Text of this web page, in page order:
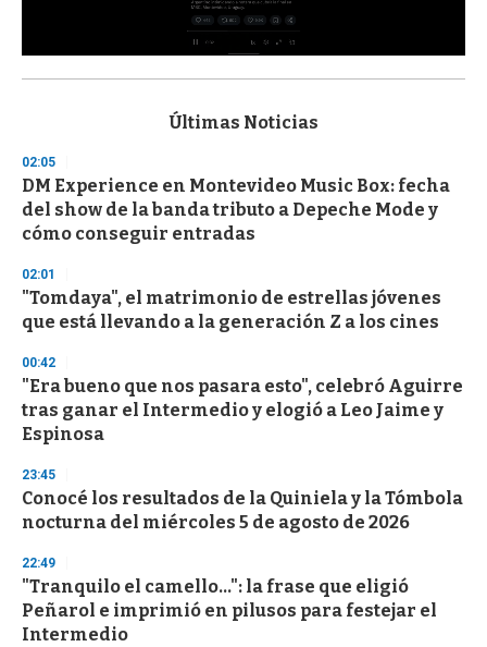
s
d
s
o
f
3
s
e
o
d
s
Últimas Noticias
02:05
DM Experience en Montevideo Music Box: fecha
del show de la banda tributo a Depeche Mode y
cómo conseguir entradas
02:01
"Tomdaya", el matrimonio de estrellas jóvenes
que está llevando a la generación Z a los cines
00:42
"Era bueno que nos pasara esto", celebró Aguirre
tras ganar el Intermedio y elogió a Leo Jaime y
Espinosa
23:45
Conocé los resultados de la Quiniela y la Tómbola
nocturna del miércoles 5 de agosto de 2026
22:49
"Tranquilo el camello...": la frase que eligió
Peñarol e imprimió en pilusos para festejar el
Intermedio